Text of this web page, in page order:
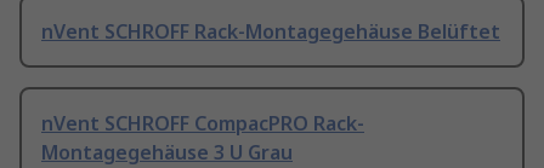
nVent SCHROFF Rack-Montagegehäuse Belüftet
nVent SCHROFF CompacPRO Rack-
Montagegehäuse 3 U Grau